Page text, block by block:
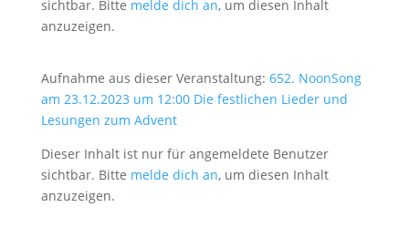
sichtbar. Bitte melde dich an, um diesen Inhalt
anzuzeigen.
Aufnahme aus dieser Veranstaltung: 652. NoonSong
am 23.12.2023 um 12:00 Die festlichen Lieder und
Lesungen zum Advent
Dieser Inhalt ist nur für angemeldete Benutzer
sichtbar. Bitte melde dich an, um diesen Inhalt
anzuzeigen.